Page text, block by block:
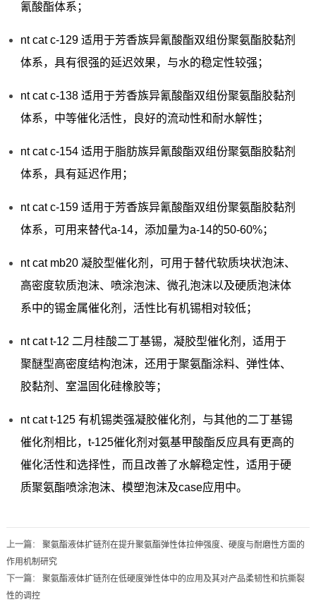
氰酸酯体系；
nt cat c-129 适用于芳香族异氰酸酯双组份聚氨酯胶黏剂
体系，具有很强的延迟效果，与水的稳定性较强；
nt cat c-138 适用于芳香族异氰酸酯双组份聚氨酯胶黏剂
体系，中等催化活性，良好的流动性和耐水解性；
nt cat c-154 适用于脂肪族异氰酸酯双组份聚氨酯胶黏剂
体系，具有延迟作用；
nt cat c-159 适用于芳香族异氰酸酯双组份聚氨酯胶黏剂
体系，可用来替代a-14，添加量为a-14的50-60%；
nt cat mb20 凝胶型催化剂，可用于替代软质块状泡沫、
高密度软质泡沫、喷涂泡沫、微孔泡沫以及硬质泡沫体
系中的锡金属催化剂，活性比有机锡相对较低；
nt cat t-12 二月桂酸二丁基锡，凝胶型催化剂，适用于
聚醚型高密度结构泡沫，还用于聚氨酯涂料、弹性体、
胶黏剂、室温固化硅橡胶等；
nt cat t-125 有机锡类强凝胶催化剂，与其他的二丁基锡
催化剂相比，t-125催化剂对氨基甲酸酯反应具有更高的
催化活性和选择性，而且改善了水解稳定性，适用于硬
质聚氨酯喷涂泡沫、模塑泡沫及case应用中。
上一篇： 聚氨酯液体扩链剂在提升聚氨酯弹性体拉伸强度、硬度与耐磨性方面的
作用机制研究
下一篇： 聚氨酯液体扩链剂在低硬度弹性体中的应用及其对产品柔韧性和抗撕裂
性的调控